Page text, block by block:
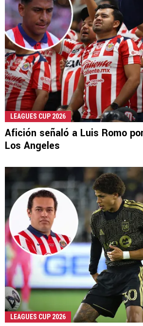
LEAGUES CUP 2026
Afición señaló a Luis Romo
Los Angeles
LEAGUES CUP 2026